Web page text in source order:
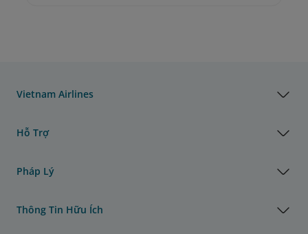
Vietnam Airlines
Hỗ Trợ
Pháp Lý
Thông Tin Hữu Ích